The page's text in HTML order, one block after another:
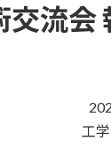
流会
工